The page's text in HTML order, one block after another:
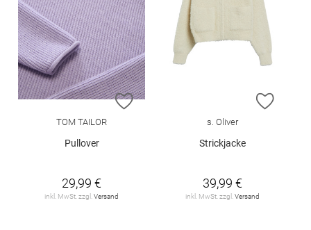
ZUR WUNSCHLISTE HINZUFÜGEN
TOM TAILOR
Pullover
29,99 €
inkl. MwSt. zzgl. Versand
ZUR
s. Oliver
Strickjacke
39,99 €
inkl. MwSt. zzgl. Versand